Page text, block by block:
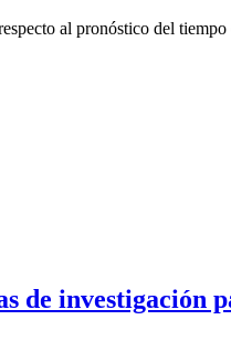
al pronóstico del
de investigación